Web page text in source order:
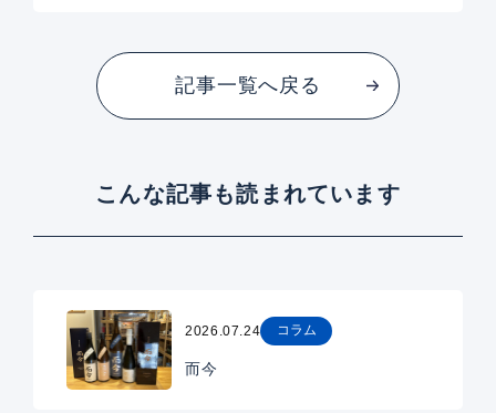
記事一覧へ戻る
こんな記事も読まれています
2026.07.24 コラム
而今